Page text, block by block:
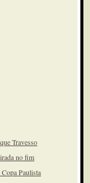
Travesso
no fim
Paulista